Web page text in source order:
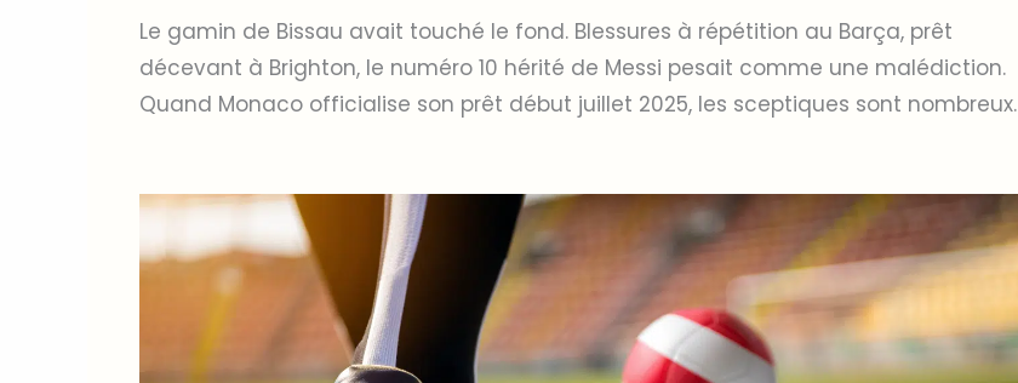
Le gamin de Bissau avait touché le fond. Blessures à répétition au Barça, prêt
décevant à Brighton, le numéro 10 hérité de Messi pesait comme une malédiction.
Quand Monaco officialise son prêt début juillet 2025, les sceptiques sont nombreux.